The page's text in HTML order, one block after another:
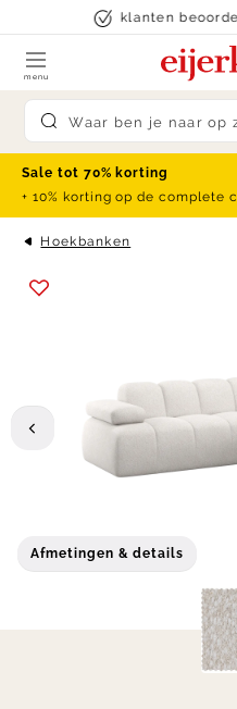
Skip to contentklanten
Submit search
menu
Sale tot 70% korting
+ 10% korting op de complete
Hoekbanken
Afmetingen & details